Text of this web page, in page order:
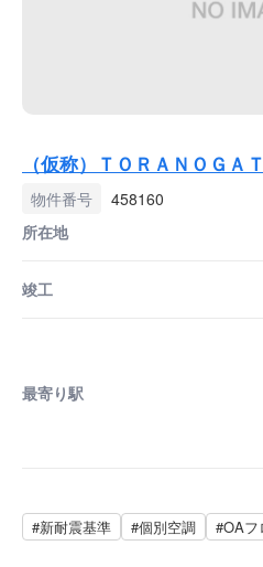
（仮称）ＴＯＲＡＮＯＧＡ
物件番号
458160
所在地
竣工
最寄り駅
#新耐震基準 #個別空調 #OAフ